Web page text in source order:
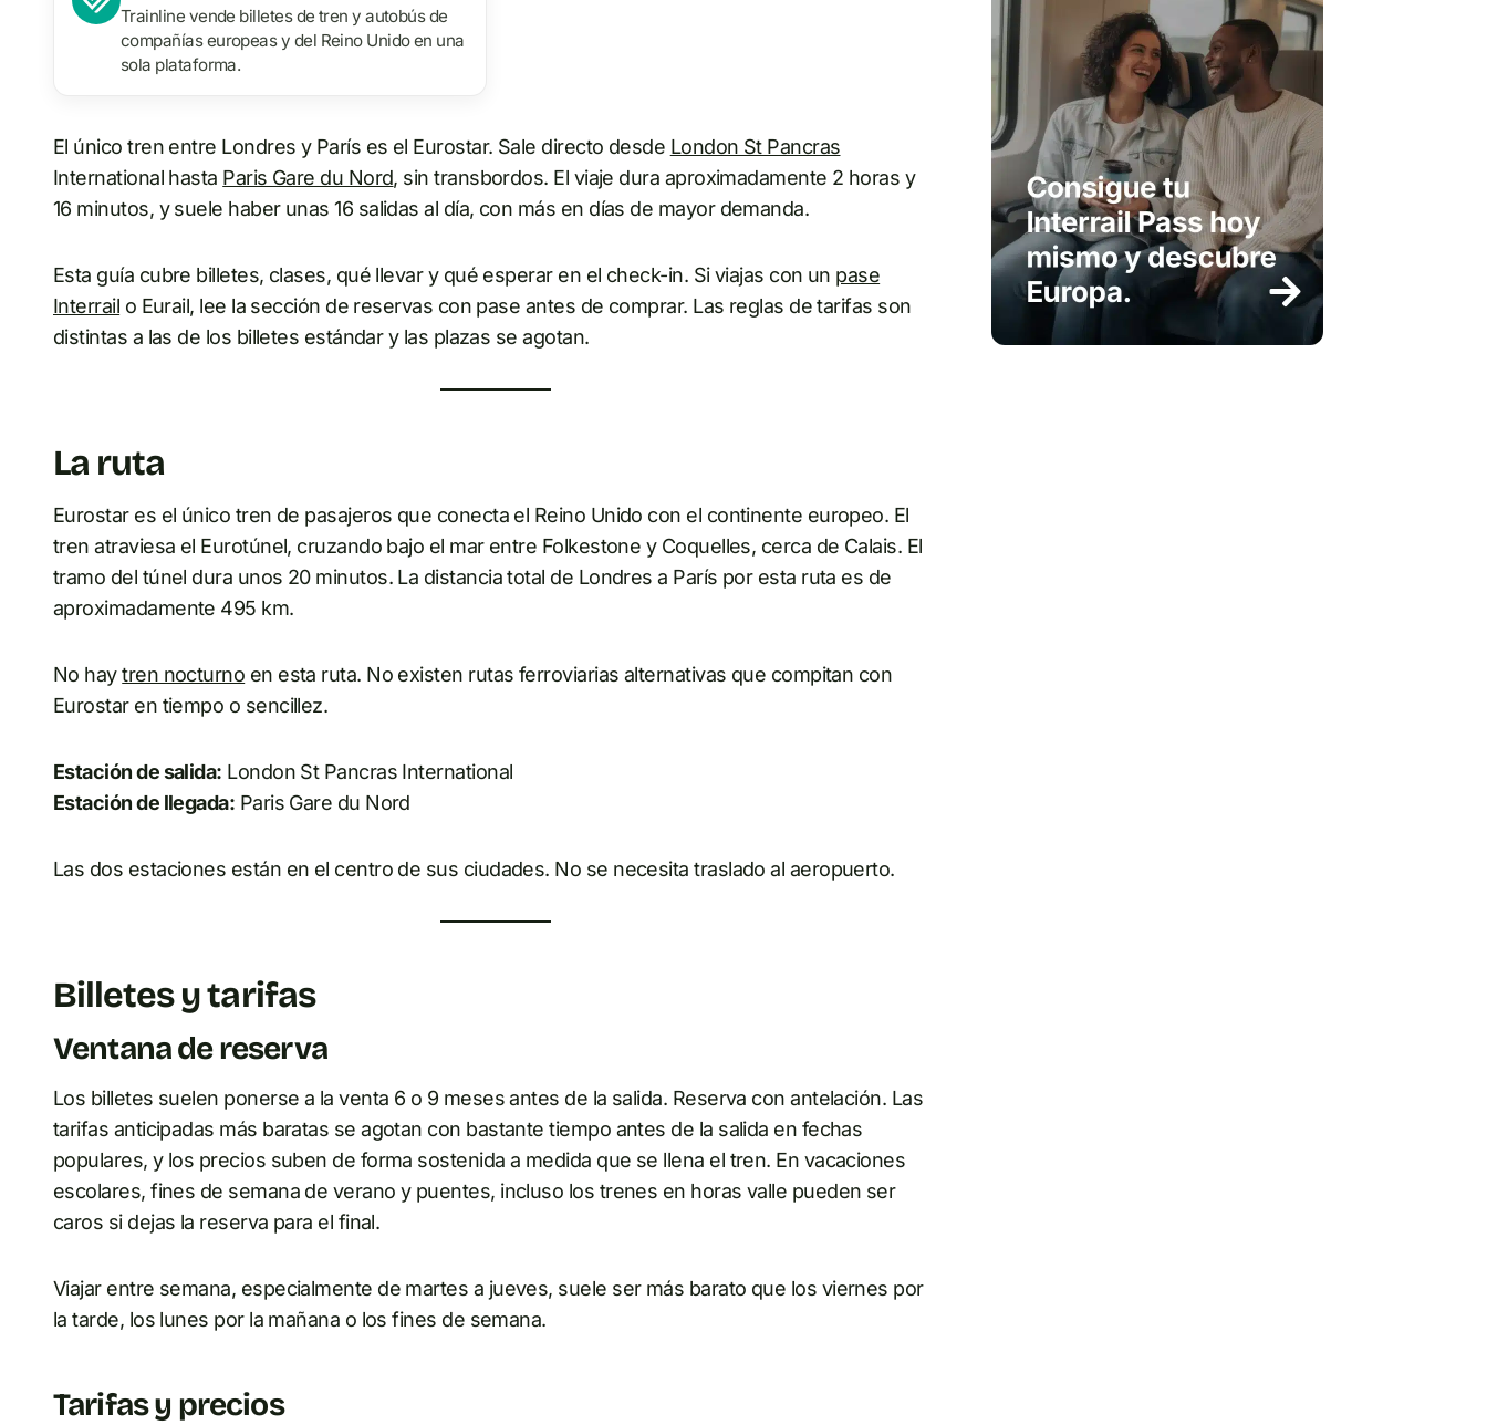
Trainline vende billetes de tren y autobús de
compañías europeas y del Reino Unido en una
sola plataforma.
El único tren entre Londres y París es el Eurostar. Sale directo desde London St Pancras
International hasta Paris Gare du Nord, sin transbordos. El viaje dura aproximadamente 2 horas y
16 minutos, y suele haber unas 16 salidas al día, con más en días de mayor demanda.
Esta guía cubre billetes, clases, qué llevar y qué esperar en el check-in. Si viajas con un pase
Interrail o Eurail, lee la sección de reservas con pase antes de comprar. Las reglas de tarifas son
distintas a las de los billetes estándar y las plazas se agotan.
La ruta
Eurostar es el único tren de pasajeros que conecta el Reino Unido con el continente europeo. El
tren atraviesa el Eurotúnel, cruzando bajo el mar entre Folkestone y Coquelles, cerca de Calais. El
tramo del túnel dura unos 20 minutos. La distancia total de Londres a París por esta ruta es de
aproximadamente 495 km.
No haytren nocturno en esta ruta. No existen rutas ferroviarias alternativas que compitan con
Eurostar en tiempo o sencillez.
Estación de salida: London St Pancras International
Estación de llegada: Paris Gare du Nord
Las dos estaciones están en el centro de sus ciudades. No se necesita traslado al aeropuerto.
Billetes y tarifas
Ventana de reserva
Los billetes suelen ponerse a la venta 6 o 9 meses antes de la salida. Reserva con antelación. Las
tarifas anticipadas más baratas se agotan con bastante tiempo antes de la salida en fechas
populares, y los precios suben de forma sostenida a medida que se llena el tren. En vacaciones
escolares, fines de semana de verano y puentes, incluso los trenes en horas valle pueden ser
caros si dejas la reserva para el final.
Viajar entre semana, especialmente de martes a jueves, suele ser más barato que los viernes por
la tarde, los lunes por la mañana o los fines de semana.
Tarifas y precios